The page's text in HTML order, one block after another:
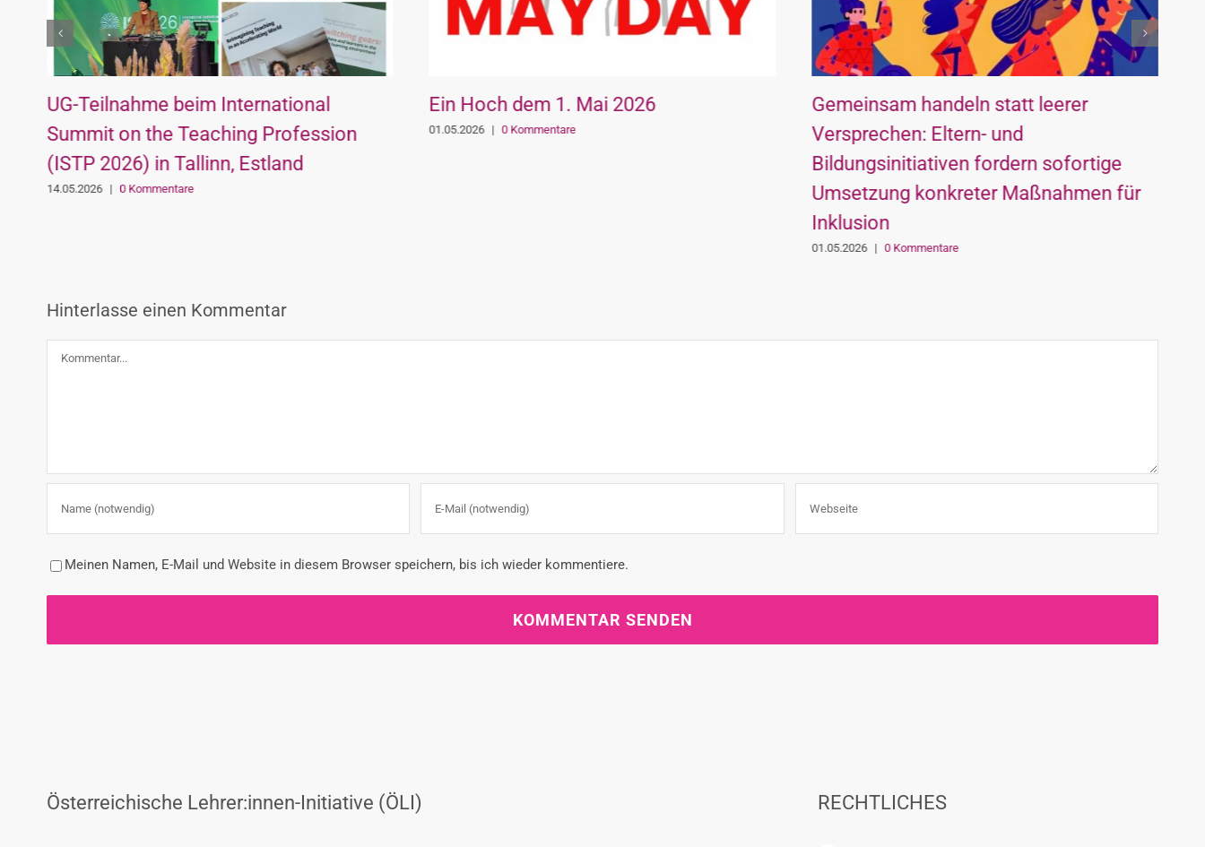
UG-Teilnahme beim International
Summit on the Teaching Profession
(ISTP 2026) in Tallinn, Estland
14.05.2026 | 0 Kommentare
Ein Hoch dem 1. Mai 2026
01.05.2026 | 0 Kommentare
Gemeinsam handeln statt leerer
Versprechen: Eltern- und
Bildungsinitiativen fordern sofortige
Umsetzung konkreter Maßnahmen für
Inklusion
01.05.2026 | 0 Kommentare
Hinterlasse einen Kommentar
Kommentar
Meinen Namen, E-Mail und Website in diesem Browser speichern, bis ich wieder kommentiere.
Österreichische Lehrer:innen-Initiative (ÖLI) RECHTLICHES